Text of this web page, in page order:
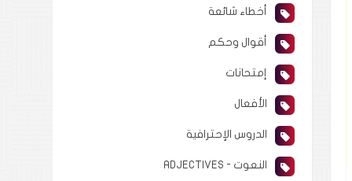
أخطاء شائعة
أقوال وحكم
إمتحانات
الأفعال
الدروس الإحترافية
النعوت - ADJECTIVES